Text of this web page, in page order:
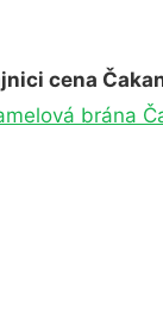
cena
brána